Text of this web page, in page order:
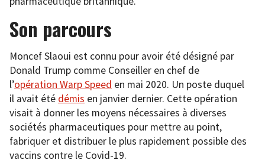
Son parcours
Moncef Slaoui est connu pour avoir été désigné par
Donald Trump comme Conseiller en chef de
l’opération Warp Speed en mai 2020. Un poste duquel
il avait été démis en janvier dernier. Cette opération
visait à donner les moyens nécessaires à diverses
sociétés pharmaceutiques pour mettre au point,
fabriquer et distribuer le plus rapidement possible des
vaccins contre le Covid-19.